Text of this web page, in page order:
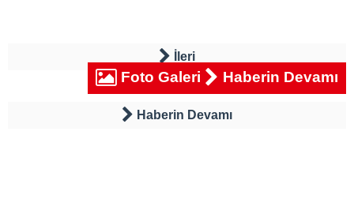
İleri
Foto Galeri Haberin Devamı
Haberin Devamı